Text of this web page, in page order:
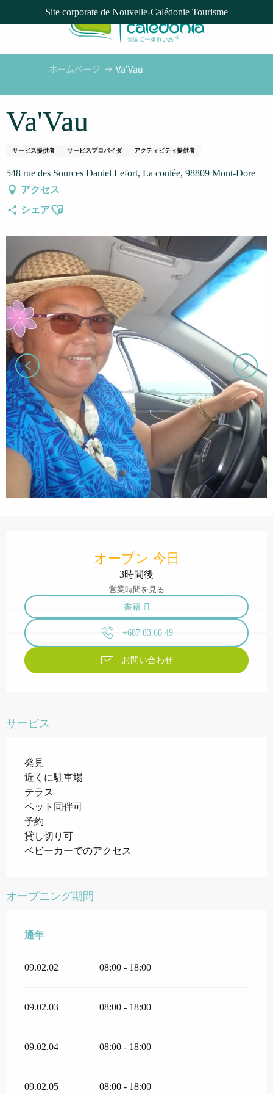
Site corporate de Nouvelle-Calédonie Tourisme
ホームページ Va'Vau
Va'Vau
サービス提供者 サービスプロバイダ アクティビティ提供者
548 rue des Sources Daniel Lefort, La coulée, 98809 Mont-Dore
アクセス
シェアAjouter aux favoris
オープン 今日
3時間後
営業時間を見る
書籍
+687 83 60 49
お問い合わせ
サービス
発見
近くに駐車場
テラス
ペット同伴可
予約
貸し切り可
ベビーカーでのアクセス
オープニング期間
通年
通年
09.02.02 08:00 - 18:00
09.02.03 08:00 - 18:00
09.02.04 08:00 - 18:00
09.02.05 08:00 - 18:00